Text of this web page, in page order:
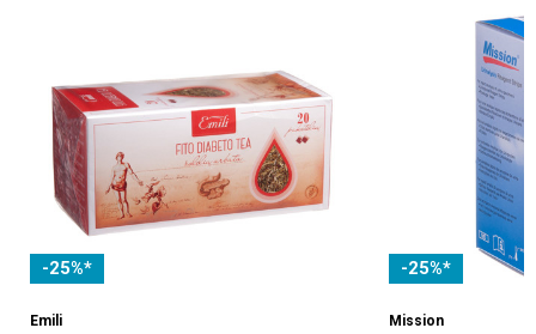
-25%*
Emili
-25%*
Mission